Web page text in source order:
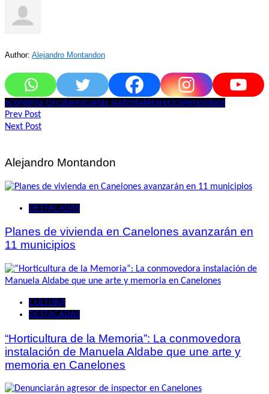
Author: Alejandro Montandon
economia circularescuelas sustentablesreciclajeresiduos
Navegación
de
Prev Post
Next Post
Alejandro Montandon
DESTACADAS
Planes de vivienda en Canelones avanzarán en
11 municipios
CULTURA
DESTACADAS
“Horticultura de la Memoria”: La conmovedora
instalación de Manuela Aldabe que une arte y
memoria en Canelones